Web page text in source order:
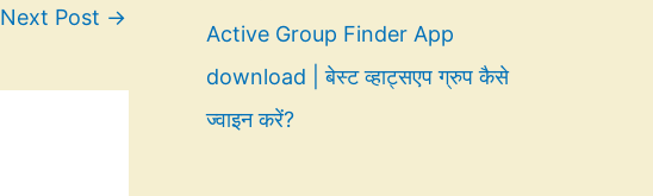
Next Post →
Active Group Finder App
download | बेस्ट व्हाट्सएप ग्रुप कैसे
ज्वाइन करें?